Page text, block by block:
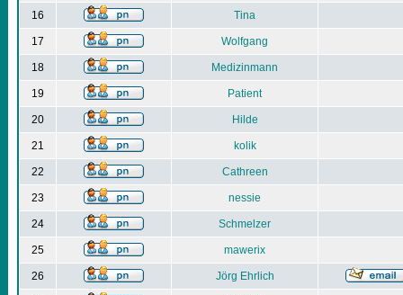
16 Tina
17 Wolfgang
18 Medizinmann
19 Patient
20 Hilde
21 kolik
22 Cathreen
23 nessie
24 Schmelzer
25 mawerix
26 Jörg Ehrlich